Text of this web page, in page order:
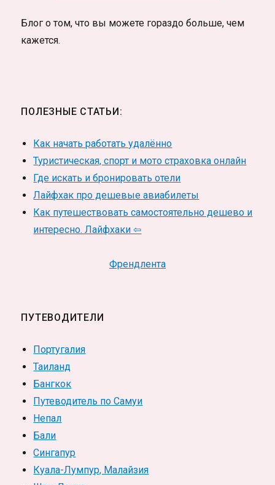
Блог о том, что вы можете гораздо больше, чем
кажется.
ПОЛЕЗНЫЕ СТАТЬИ:
Как начать работать удалённо
Туристическая, спорт и мото страховка онлайн
Где искать и бронировать отели
Лайфхак про дешевые авиабилеты
Как путешествовать самостоятельно дешево и
интересно. Лайфхаки ⇦
Френдлента
ПУТЕВОДИТЕЛИ
Португалия
Таиланд
Бангкок
Путеводитель по Самуи
Непал
Бали
Сингапур
Куала-Лумпур, Малайзия